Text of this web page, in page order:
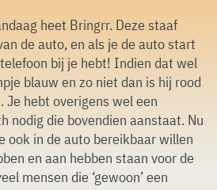
heet Bringrr. Deze staaf
de auto, en als je de auto start
bij je hebt! Indien dat wel
blauw en zo niet dan is hij rood
hebt overigens wel een
nodig die bovendien aanstaat. Nu
ook in de auto bereikbaar willen
en aan hebben staan voor de
mensen die ‘gewoon’ een